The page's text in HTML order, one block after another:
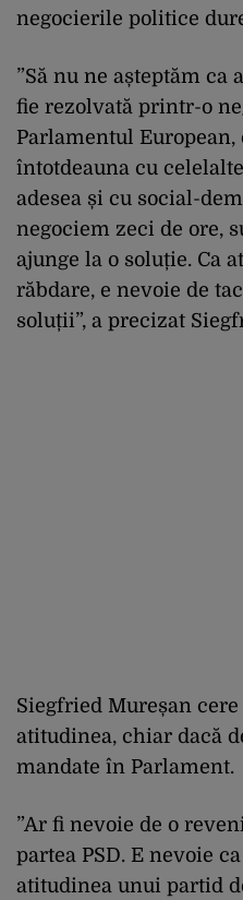
negocierile politice
”Să nu ne așteptăm ca
fie rezolvată printr-o
Parlamentul
întotdeauna cu
adesea și cu social-
negociem zeci de ore,
ajunge la o soluție. Ca
răbdare, e nevoie de
soluții”, a precizat
Siegfried Mureșan
atitudinea, chiar dacă
mandate în Parlament.
”Ar fi nevoie de o
partea PSD. E nevoie
atitudinea unui partid